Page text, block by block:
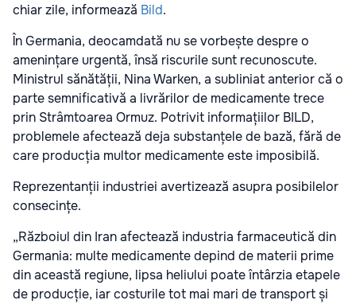
chiar zile, informează Bild.
În Germania, deocamdată nu se vorbește despre o
amenințare urgentă, însă riscurile sunt recunoscute.
Ministrul sănătății, Nina Warken, a subliniat anterior că o
parte semnificativă a livrărilor de medicamente trece
prin Strâmtoarea Ormuz. Potrivit informațiilor BILD,
problemele afectează deja substanțele de bază, fără de
care producția multor medicamente este imposibilă.
Reprezentanții industriei avertizează asupra posibilelor
consecințe.
„Războiul din Iran afectează industria farmaceutică din
Germania: multe medicamente depind de materii prime
din această regiune, lipsa heliului poate întârzia etapele
de producție, iar costurile tot mai mari de transport și